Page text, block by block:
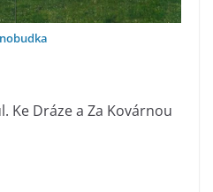
Ke Dráze a Za Kovárnou